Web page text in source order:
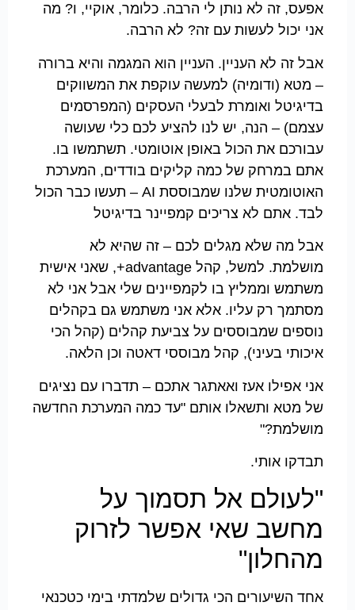
אפעס, זה לא נותן לי הרבה. כלומר, אוקיי, ו? מה
אני יכול לעשות עם זה? לא הרבה.
אבל זה לא העניין. העניין הוא המגמה והיא ברורה
– מטא (ודומיה) למעשה עוקפת את המשווקים
בדיגיטל ואומרת לבעלי העסקים (המפרסמים
עצמם) – הנה, יש לנו להציע לכם כלי שעושה
עבורכם את הכול באופן אוטומטי. תשתמשו בו.
אתם במרחק של כמה קליקים בודדים, המערכת
האוטומטית שלנו שמבוססת AI – תעשו כבר הכול
לבד. אתם לא צריכים קמפיינר בדיגיטל
אבל מה שלא מגלים לכם – זה שהיא לא
מושלמת. למשל, קהל advantage+, שאני אישית
משתמש וממליץ בו לקמפיינים שלי אבל אני לא
מסתמך רק עליו. אלא אני משתמש גם בקהלים
נוספים שמבוססים על צביעת קהלים (קהל הכי
איכותי בעיני), קהל מבוססי דאטה וכן הלאה.
אני אפילו אעז ואאתגר אתכם – תדברו עם נציגים
של מטא ותשאלו אותם "עד כמה המערכת החדשה
מושלמת?"
תבדקו אותי.
"לעולם אל תסמוך על
מחשב שאי אפשר לזרוק
מהחלון"
אחד השיעורים הכי גדולים שלמדתי בימי כטכנאי